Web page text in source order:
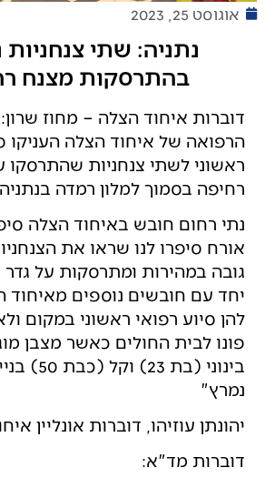
אוגוסט 25, 2023
נתניה: שתי צנחניות
בהתרסקות מצנח
דוברות איחוד הצלה – מחוז שרון:
הרפואה של איחוד הצלה העניקו
ראשוני לשתי צנחניות
רחיפה בסמוך למלון רמדה
נתי רחום חובש באיחוד הצלה
אורח סיפרו לנו שראו את
גובה במהירות ומתרסקות על גדר
יחד עם חובשים נוספים מאיחוד
להן סיוע רפואי ראשוני במקום
פונו לבית החולים כאשר מצבן
בינוני (בת
נמרץ"
יהונתן עוזיהו, דוברות אונליין
דוברות מד"א: